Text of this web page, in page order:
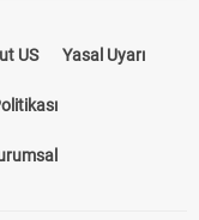
US Yasal Uyarı